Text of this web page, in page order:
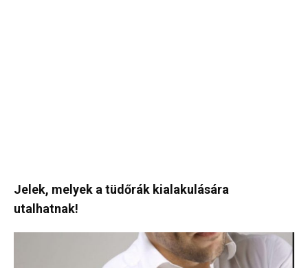
Jelek, melyek a tüdőrák kialakulására
utalhatnak!